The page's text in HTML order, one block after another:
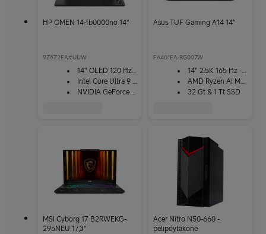
HP OMEN 14-fb0000no 14"
9Z6Z2EA#UUW
14" OLED 120 Hz -näyttö
Intel Core Ultra 9 185H
NVIDIA GeForce RTX 4070
Asus TUF Gaming A14 14"
FA401EA-RG007W
14" 2.5K 165 Hz -näyttö
AMD Ryzen AI Max+ 392
32 Gt & 1 Tt SSD
MSI Cyborg 17 B2RWEKG-
295NEU 17,3"
Acer Nitro N50-660 -
pelipöytäkone